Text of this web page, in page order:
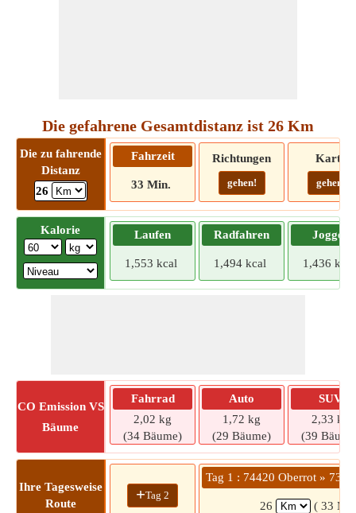
Die gefahrene Gesamtdistanz ist 26 Km
Die zu fahrende
Distanz
26
Fahrzeit
33 Min.
Richtungen
gehen!
Karte
gehen!
Kalorie Laufen
1,553 kcal
Radfahren
1,494 kcal
Joggen
1,436 kcal
CO Emission VS
Bäume
Fahrrad
2,02 kg
(34 Bäume)
Auto
1,72 kg
(29 Bäume)
SUV
2,33 kg
(39
Ihre Tagesweise
Route
+Tag 2
Tag 1 : 74420 Oberrot »
26 ( 33